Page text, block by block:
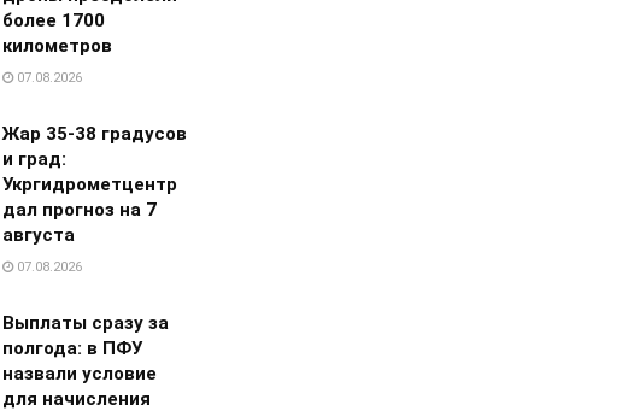
более 1700
километров
07.08.2026
Жар 35-38 градусов
и град:
Укргидрометцентр
дал прогноз на 7
августа
07.08.2026
Выплаты сразу за
полгода: в ПФУ
назвали условие
для начисления